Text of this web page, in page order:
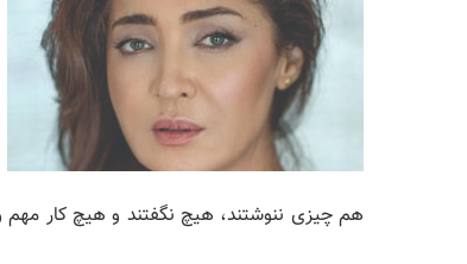
هم چیزی ننوشتند، هیچ نگفتند و هیچ کار مهم و